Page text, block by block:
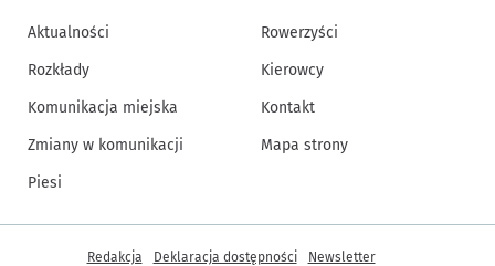
Aktualności
Rozkłady
Komunikacja miejska
Zmiany w komunikacji
Piesi
Rowerzyści
Kierowcy
Kontakt
Mapa strony
Inne informacje
Redakcja Deklaracja dostępności Newsletter